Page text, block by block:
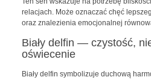
relacjach. Może oznaczać chęć
oraz znalezienia emocjonalnej
Biały delfin — czystość,
oświecenie
Biały delfin symbolizuje duchową